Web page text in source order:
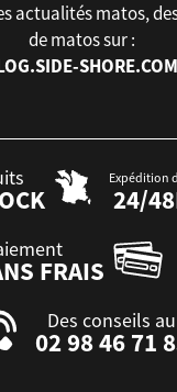
actualités matos,
de matos sur :
SHORE.COM
Expédition
24/
FRAIS
Des conseils au
02 98 46 71